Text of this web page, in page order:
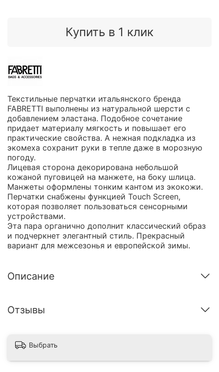
Купить в 1 клик
Текстильные перчатки итальянского бренда
FABRETTI выполнены из натуральной шерсти c
добавлением эластана. Подобное сочетание
придает материалу мягкость и повышает его
практические свойства. А нежная подкладка из
экомеха сохранит руки в тепле даже в морозную
погоду.
Лицевая сторона декорирована небольшой
кожаной пуговицей на манжете, на боку шлица.
Манжеты оформлены тонким кантом из экокожи.
Перчатки снабжены функцией Touch Screen,
которая позволяет пользоваться сенсорными
устройствами.
Эта пара органично дополнит классический образ
и подчеркнет элегантный стиль. Прекрасный
вариант для межсезонья и европейской зимы.
Описание
Отзывы
Выбрать